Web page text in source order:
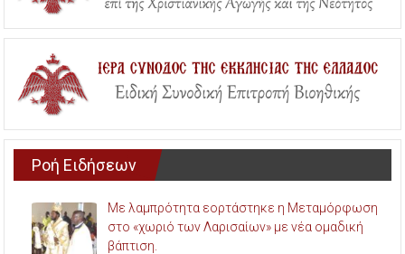
Ροή Ειδήσεων
Με λαμπρότητα εορτάστηκε η Μεταμόρφωση
στο «χωριό των Λαρισαίων» με νέα ομαδική
βάπτιση.